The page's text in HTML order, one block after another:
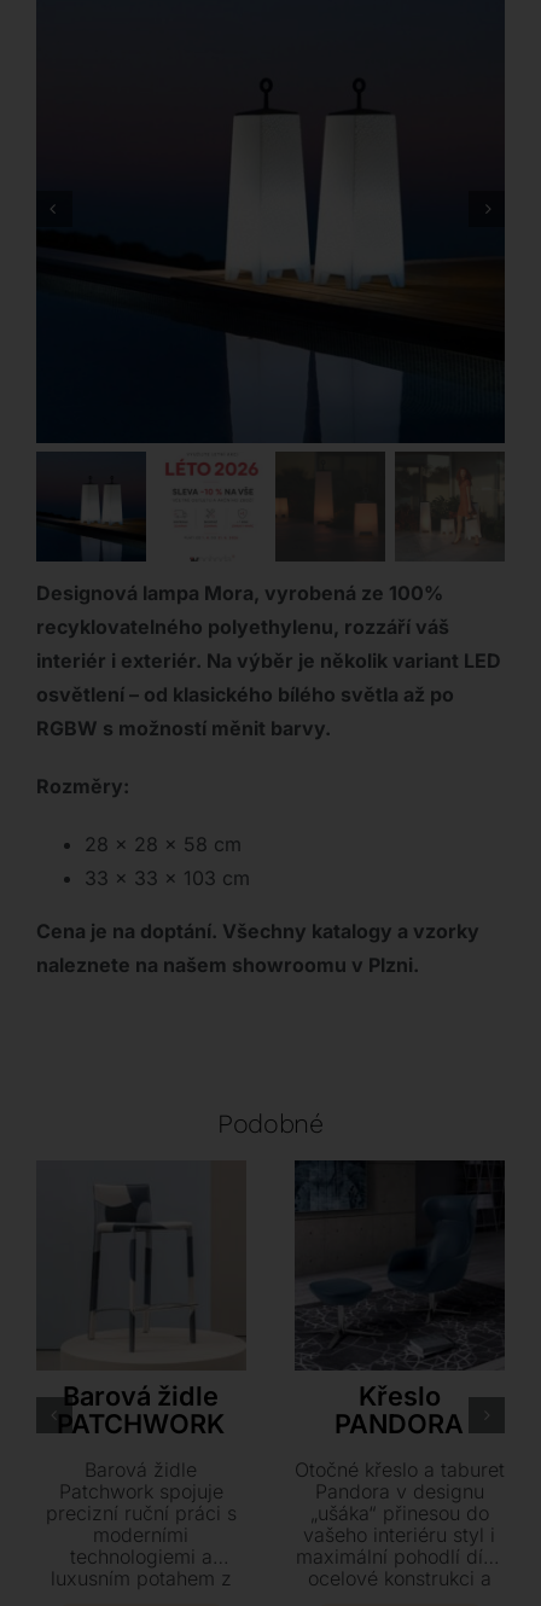
Designová lampa Mora, vyrobená ze 100%
recyklovatelného polyethylenu, rozzáří váš
interiér i exteriér. Na výběr je několik variant LED
osvětlení – od klasického bílého světla až po
RGBW s možností měnit barvy.
Rozměry:
28 x 28 x 58 cm
33 x 33 x 103 cm
Cena je na doptání. Všechny katalogy a vzorky
naleznete na našem showroomu v Plzni.
Podobné
Barová židle
PATCHWORK
Barová židle
Patchwork spojuje
precizní ruční práci s
moderními
technologiemi a
luxusním potahem z
LoiudiceD
Křeslo
PANDORA
Otočné křeslo a taburet
Pandora v designu
„ušáka“ přinesou do
vašeho interiéru styl i
maximální pohodlí díky
ocelové konstrukci a